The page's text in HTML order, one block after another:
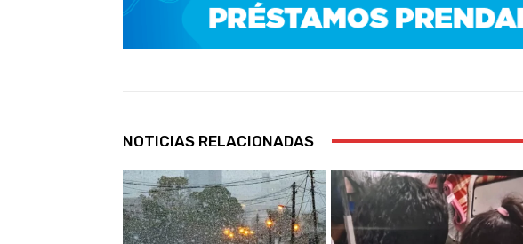
NOTICIAS RELACIONADAS